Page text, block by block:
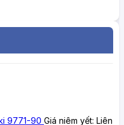
9771-90 Giá niêm yết: Liên